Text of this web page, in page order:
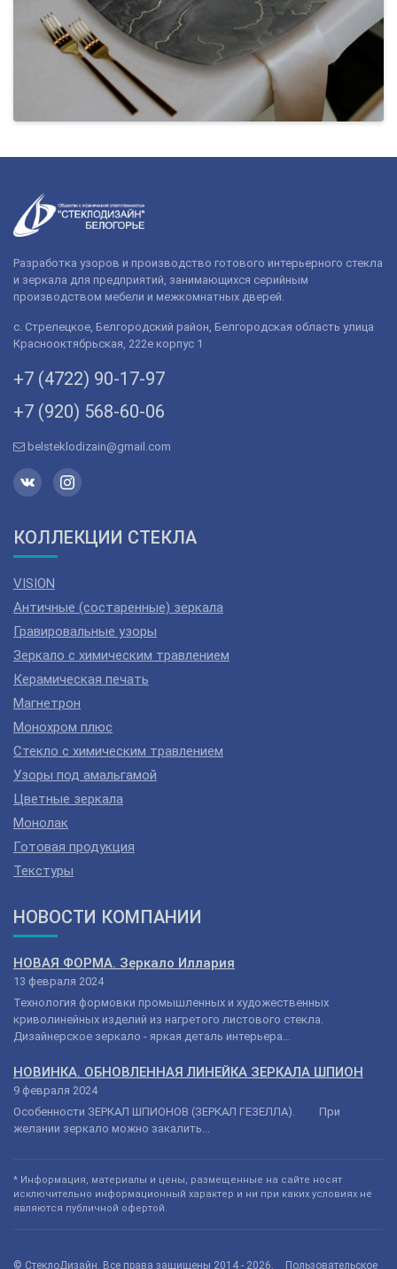
Разработка узоров и производство готового интерьерного стекла
и зеркала для предприятий, занимающихся серийным
производством мебели и межкомнатных дверей.
с. Стрелецкое, Белгородский район, Белгородская область улица
Краснооктябрьская, 222е корпус 1
+7 (4722) 90-­17-­97
+7 (920) 568­-60-06
belsteklodizain@gmail.com
КОЛЛЕКЦИИ СТЕКЛА
VISION
Античные (состаренные) зеркала
Гравировальные узоры
Зеркало с химическим травлением
Керамическая печать
Магнетрон
Монохром плюс
Стекло с химическим травлением
Узоры под амальгамой
Цветные зеркала
Монолак
Готовая продукция
Текстуры
НОВОСТИ КОМПАНИИ
НОВАЯ ФОРМА. Зеркало Иллария
13 февраля 2024
Технология формовки промышленных и художественных
криволинейных изделий из нагретого листового стекла.
Дизайнерское зеркало - яркая деталь интерьера...
НОВИНКА. ОБНОВЛЕННАЯ ЛИНЕЙКА ЗЕРКАЛА ШПИОН
9 февраля 2024
Особенности ЗЕРКАЛ ШПИОНОВ (ЗЕРКАЛ ГЕЗЕЛЛА). При
желании зеркало можно закалить...
* Информация, материалы и цены, размещенные на сайте носят
исключительно информационный характер и ни при каких условиях не
являются публичной офертой.
© СтеклоДизайн. Все права защищены 2014 - 2026. Пользовательское